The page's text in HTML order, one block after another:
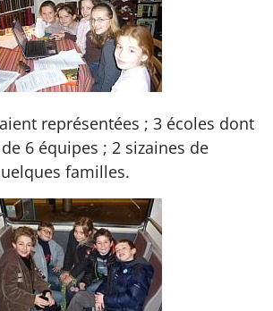
représentées ; 3 écoles dont
6 équipes ; 2 sizaines de
familles.